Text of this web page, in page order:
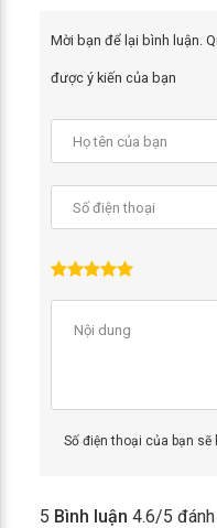
Mời bạn để lại bình luận.
được ý kiến của bạn
Số điện thoại của bạn
5 Bình luận 4.6/5